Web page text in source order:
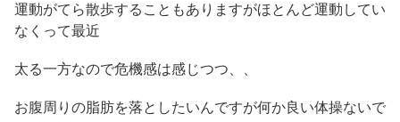
運動がてら散歩することもありますがほとんど運動してい
なくって最近
太る一方なので危機感は感じつつ、、
お腹周りの脂肪を落としたいんですが何か良い体操ないで